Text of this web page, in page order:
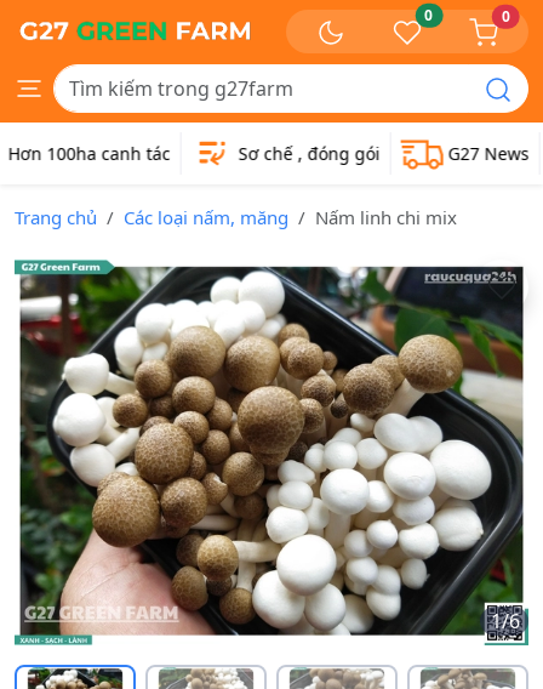
0 0
100ha canh tác Sơ chế , đóng gói G27 News
Trang chủ Các loại nấm, măng Nấm linh chi mix
1/6